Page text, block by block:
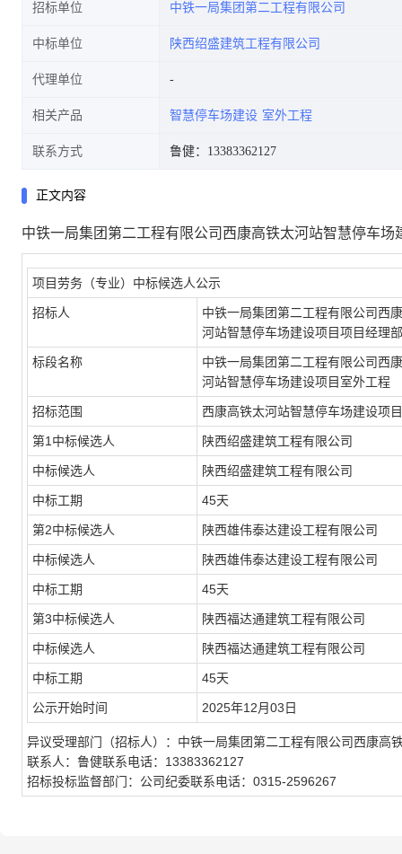
招标单位 中铁一局集团第二工程有限公司
中标单位 陕西绍盛建筑工程有限公司
代理单位
相关产品 智慧停车场建设 室外工程
联系方式 鲁健：13383362127
正文内容
中铁一局集团第二工程有限公司西康高铁太河站智慧停车
项目劳务（专业）中标候选人公示
招标人 中铁一局集团第二工程有限公司西
河站智慧停车场建设项目项目经理部
标段名称 中铁一局集团第二工程有限公司西
河站智慧停车场建设项目室外工程
招标范围 西康高铁太河站智慧停车场建设项
第1中标候选人 陕西绍盛建筑工程有限公司
中标候选人 陕西绍盛建筑工程有限公司
中标工期 45天
第2中标候选人 陕西雄伟泰达建设工程有限公司
中标候选人 陕西雄伟泰达建设工程有限公司
中标工期 45天
第3中标候选人 陕西福达通建筑工程有限公司
中标候选人 陕西福达通建筑工程有限公司
中标工期 45天
公示开始时间 2025年12月03 日
异议受理部门（招标人）：中铁一局集团第二工程有限公司西康高
联系人： 鲁健联系电话： 13383362127
招标投标监督部门：公司纪委联系电话： 0315-2596267